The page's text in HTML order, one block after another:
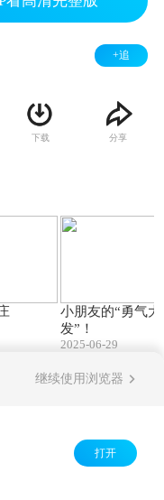
+追
下载 分享
小朋友的“勇气
发”！
2025-06-29
继续使用浏览器
打开